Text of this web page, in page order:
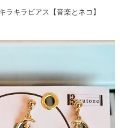
ラキラピアス【音楽とネコ】